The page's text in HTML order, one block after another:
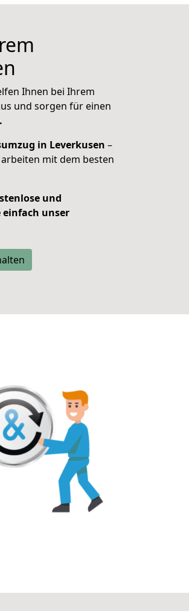
Ihnen bei Ihrem
und sorgen für einen
in Leverkusen –
mit dem besten
und
einfach unser